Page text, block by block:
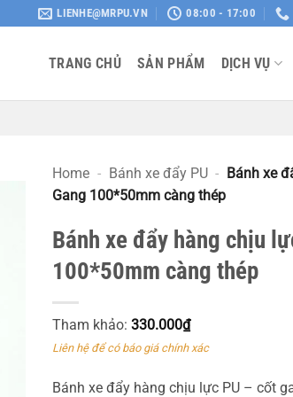
LIENHE@MRPU.VN 08:00 - 17:00
TRANG CHỦ SẢN PHẨM DỊCH VỤ
Home - Bánh xe đẩy PU - Bánh xe
Gang 100*50mm càng thép
Bánh xe đẩy hàng chịu
100*50mm càng thép
Tham khảo: 330.000₫
Liên hệ để có báo giá chính xác
Bánh xe đẩy hàng chịu lực PU – cốt